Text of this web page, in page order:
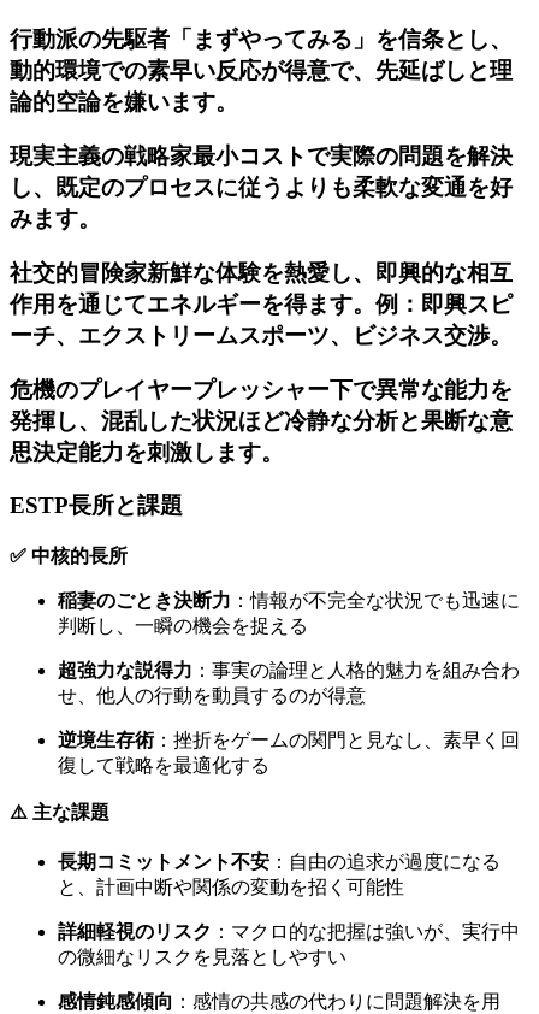
行動派の先駆者 「まずやってみる」を信条とし、
動的環境での素早い反応が得意で、先延ばしと理
論的空論を嫌います。
現実主義の戦略家最小コストで実際の問題を解決
し、既定のプロセスに従うよりも柔軟な変通を好
みます。
社交的冒険家新鮮な体験を熱愛し、即興的な相互
作用を通じてエネルギーを得ます。例：即興スピ
ーチ、エクストリームスポーツ、ビジネス交渉。
危機のプレイヤープレッシャー下で異常な能力を
発揮し、混乱した状況ほど冷静な分析と果断な意
思決定能力を刺激します。
ESTP長所と課題
✅ 中核的長所
稲妻のごとき決断力 ：情報が不完全な状況でも迅速に
判断し、一瞬の機会を捉える
超強力な説得力 ：事実の論理と人格的魅力を組み合わ
せ、他人の行動を動員するのが得意
逆境生存術：挫折をゲームの関門と見なし、素早く回
復して戦略を最適化する
⚠️ 主な課題
長期コミットメント不安 ：自由の追求が過度になる
と、計画中断や関係の変動を招く可能性
詳細軽視のリスク ：マクロ的な把握は強いが、実行中
の微細なリスクを見落としやすい
感情鈍感傾向 ：感情の共感の代わりに問題解決を用